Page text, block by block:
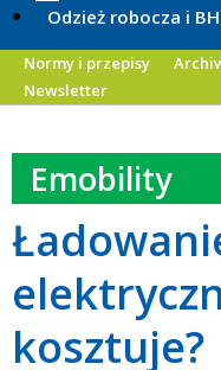
Odzież robocza i
Normy i przepisy
Newsletter
Emobility
kosztuje?